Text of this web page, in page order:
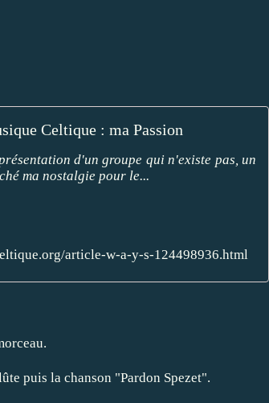
Celtique : ma Passion
d'un groupe qui n'existe pas, un
ma nostalgie pour le...
article-w-a-y-s-124498936.html
puis la chanson "Pardon Spezet".